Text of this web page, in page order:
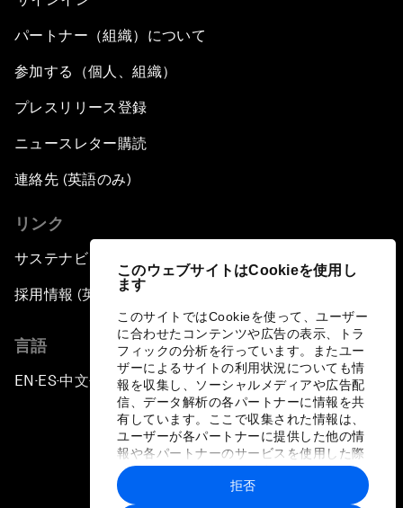
このウェブサイトはCookieを使用し
ます
このサイトではCookieを使って、ユーザー
に合わせたコンテンツや広告の表示、トラ
フィックの分析を行っています。またユー
ザーによるサイトの利用状況についても情
報を収集し、ソーシャルメディアや広告配
信、データ解析の各パートナーに情報を共
有しています。ここで収集された情報は、
ユーザーが各パートナーに提供した他の情
報や各パートナーのサービスを使用した際
に収集された情報と組み合わされ、各パー
トナーによって使用されることがありま
す。
拒否
パートナー（組織）について
参加する（個人、組織）
プレスリリース登録
ニュースレター購読
連絡先 (英語のみ)
リンク
サステナビリティへの取り組み
採用情報 (英語のみ)
言語
EN ▪ES▪中文▪ 日本語
プライバシーポリシーと利用規約